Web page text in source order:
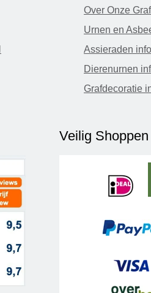
Over Onze
Urnen en
Assieraden
Dierenurnen
Grafdecoratie
Veilig Shoppen